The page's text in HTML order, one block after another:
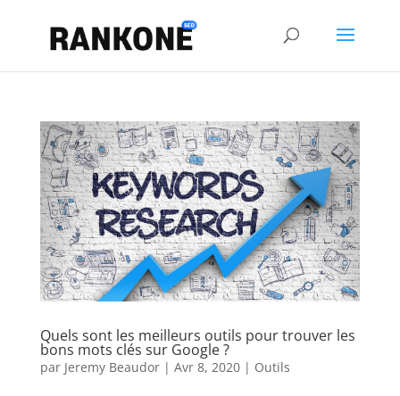
Quels sont les meilleurs outils pour trouver les
bons mots clés sur Google ?
par Jeremy Beaudor| Avr 8, 2020| Outils